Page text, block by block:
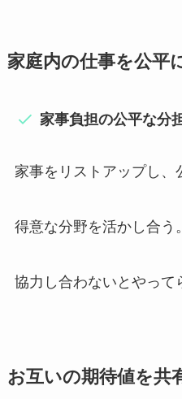
家庭内の仕事を公平
家事負担の公平な分
家事をリストアップし、
得意な分野を活かし合う。
協力し合わないとやって
お互いの期待値を共